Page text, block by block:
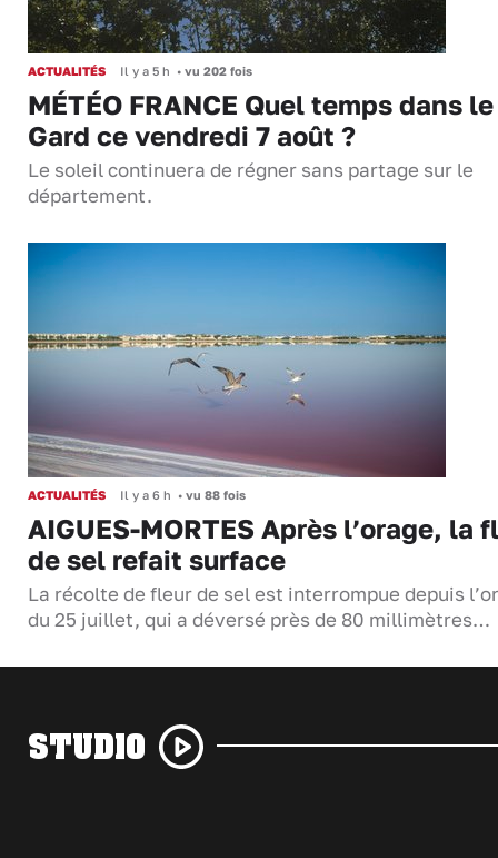
ACTUALITÉS Il y a 5 h • vu 202 fois
MÉTÉO FRANCE Quel temps dans le
Gard ce vendredi 7 août ?
Le soleil continuera de régner sans partage sur le
département.
ACTUALITÉS Il y a 6 h • vu 88 fois
AIGUES-MORTES Après l’orage, la
de sel refait surface
La récolte de fleur de sel est interrompue depuis
du 25 juillet, qui a déversé près de 80 millimètres…
STUDIO